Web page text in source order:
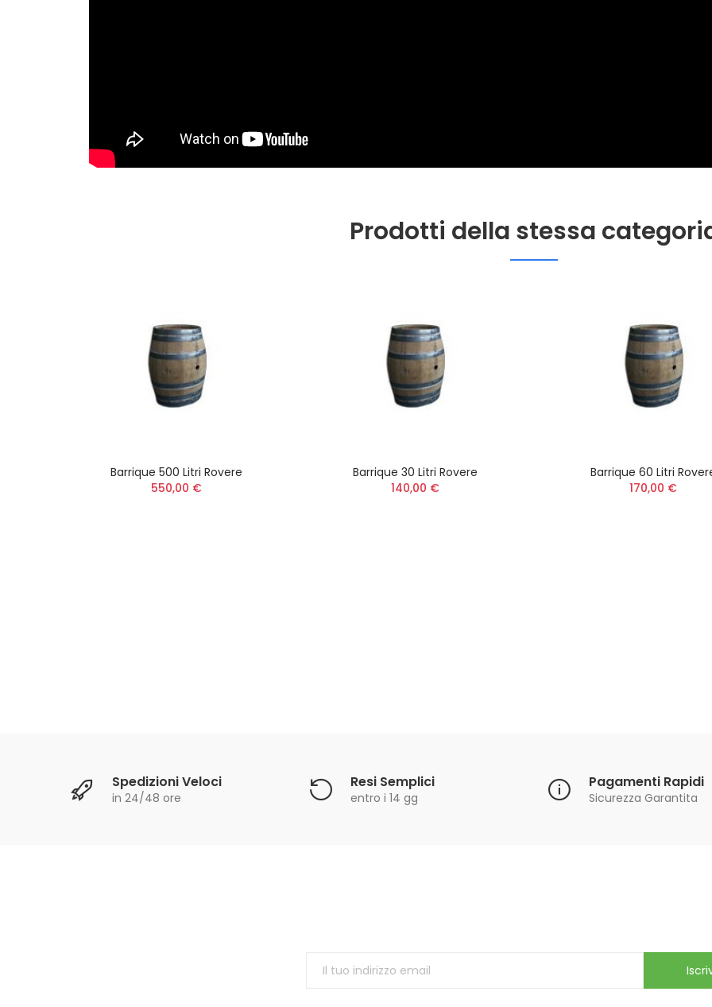
Prodotti della stessa
Barrique 500 Litri Rovere
550,00 €
Barrique 30 Litri Rovere
140,00 €
Barrique 60 Litri
170,00 €
Spedizioni Veloci
in 24/48 ore
Resi Semplici
entro i 14 gg
Pagamenti Rapidi
Sicurezza Garantita